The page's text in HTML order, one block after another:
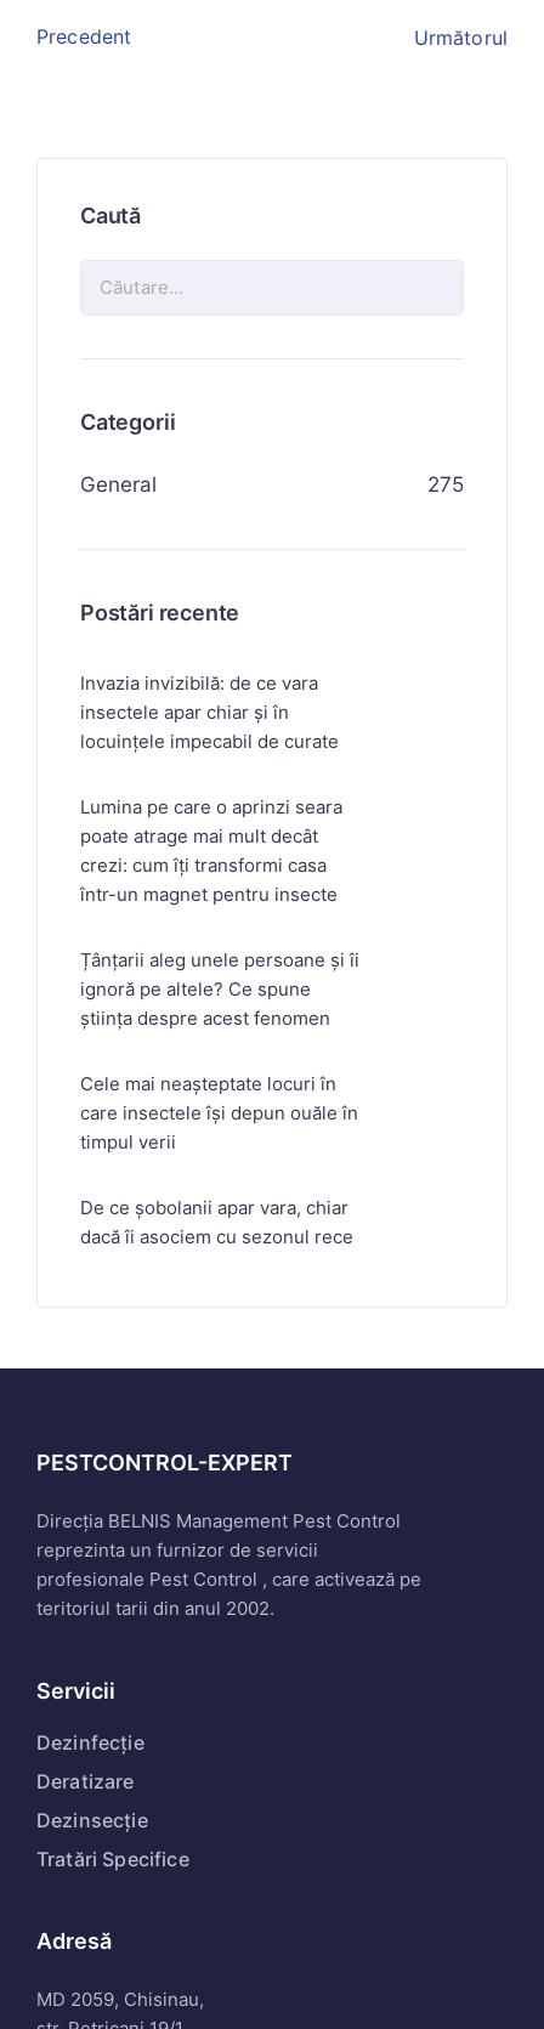
Precedent Următorul
Caută
Categorii
General 275
Postări recente
Invazia invizibilă: de ce vara
insectele apar chiar și în
locuințele impecabil de curate
Lumina pe care o aprinzi seara
poate atrage mai mult decât
crezi: cum îți transformi casa
într-un magnet pentru insecte
Țânțarii aleg unele persoane și îi
ignoră pe altele? Ce spune
știința despre acest fenomen
Cele mai neașteptate locuri în
care insectele își depun ouăle în
timpul verii
De ce șobolanii apar vara, chiar
dacă îi asociem cu sezonul rece
PESTCONTROL-EXPERT
Direcția BELNIS Management Pest Control
reprezinta un furnizor de servicii
profesionale Pest Control , care activează pe
teritoriul tarii din anul 2002.
Servicii
Dezinfecție
Deratizare
Dezinsecție
Tratări Specifice
Adresă
MD 2059, Chisinau,